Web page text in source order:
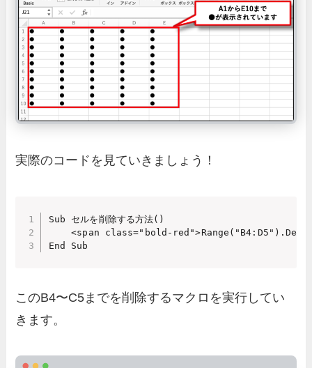
実際のコードを見ていきましょう！
Sub セルを削除する方法()
<span class="bold-
End Sub
このB4〜C5までを削除するマクロを実行してい
きます。